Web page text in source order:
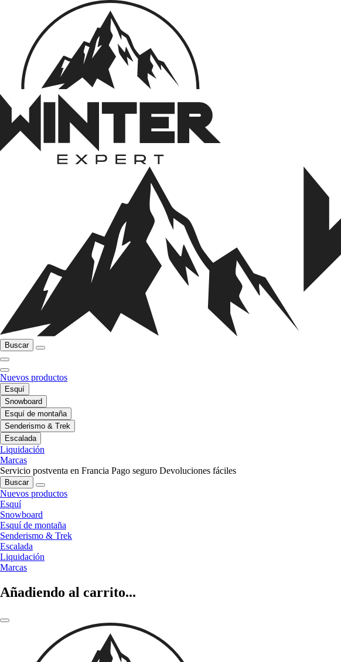
Buscar
Nuevos productos
Esquí
Snowboard
Esquí de montaña
Senderismo & Trek
Escalada
Liquidación
Marcas
Servicio postventa en Francia Pago seguro Devoluciones fáciles
Buscar
Nuevos productos
Esquí
Snowboard
Esquí de montaña
Senderismo & Trek
Escalada
Liquidación
Marcas
Añadiendo al carrito...